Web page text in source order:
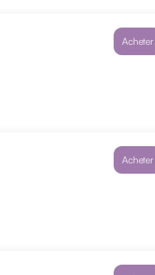
Acheter
Acheter